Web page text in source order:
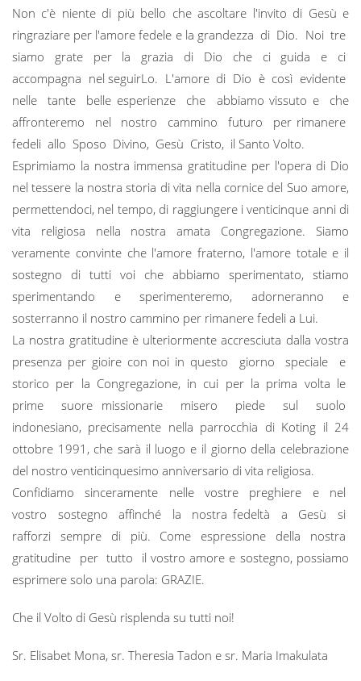
Non c'è niente di più bello che ascoltare l'invito di Gesù e
ringraziare per l'amore fedele e la grandezza di Dio. Noi tre
siamo grate per la grazia di Dio che ci guida e ci
accompagna nel seguirLo. L'amore di Dio è così evidente
nelle tante belle esperienze che abbiamo vissuto e che
affronteremo nel nostro cammino futuro per rimanere
fedeli allo Sposo Divino, Gesù Cristo, il Santo Volto.
Esprimiamo la nostra immensa gratitudine per l'opera di Dio
nel tessere la nostra storia di vita nella cornice del Suo amore,
permettendoci, nel tempo, di raggiungere i venticinque anni di
vita religiosa nella nostra amata Congregazione. Siamo
veramente convinte che l'amore fraterno, l'amore totale e il
sostegno di tutti voi che abbiamo sperimentato, stiamo
sperimentando e sperimenteremo, adorneranno e
sosterranno il nostro cammino per rimanere fedeli a Lui.
La nostra gratitudine è ulteriormente accresciuta dalla vostra
presenza per gioire con noi in questo giorno speciale e
storico per la Congregazione, in cui per la prima volta le
prime suore missionarie misero piede sul suolo
indonesiano, precisamente nella parrocchia di Koting il 24
ottobre 1991, che sarà il luogo e il giorno della celebrazione
del nostro venticinquesimo anniversario di vita religiosa.
Confidiamo sinceramente nelle vostre preghiere e nel
vostro sostegno affinché la nostra fedeltà a Gesù si
rafforzi sempre di più. Come espressione della nostra
gratitudine per tutto il vostro amore e sostegno, possiamo
esprimere solo una parola: GRAZIE.
Che il Volto di Gesù risplenda su tutti noi!
Sr. Elisabet Mona, sr. Theresia Tadon e sr. Maria Imakulata